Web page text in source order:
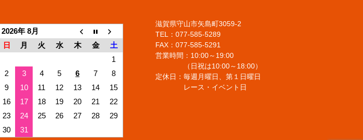
2026年 8月
日
月 火 水 木 金
土
1
2
3 4 5 6 7
8
9
10 11 12 13 14
15
16
17 18 19 20 21
22
23
24 25 26 27 28
29
30
31
滋賀県守山市矢島町3059-2
TEL：077-585-5289
FAX：077-585-5291
営業時間：10:00～19:00
（日祝は10:00～18:00）
定休日：毎週月曜日、第１日曜日
レース・イベント日